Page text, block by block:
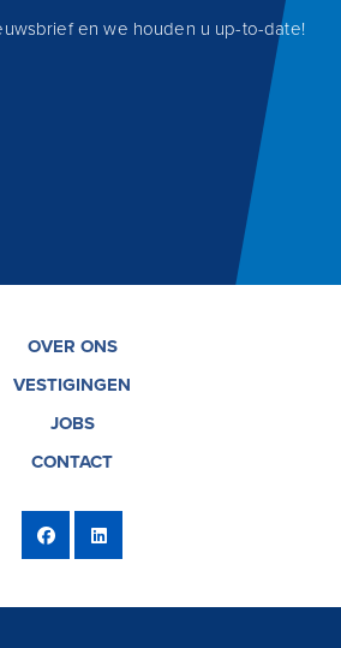
en we houden u up-to-date!
OVER ONS
VESTIGINGEN
JOBS
CONTACT